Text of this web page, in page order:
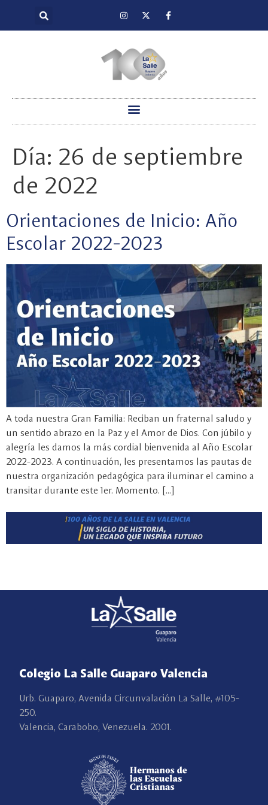
Día: 26 de septiembre
de 2022
Orientaciones de Inicio: Año
Escolar 2022-2023
A toda nuestra Gran Familia: Reciban un fraternal saludo y
un sentido abrazo en la Paz y el Amor de Dios. Con júbilo y
alegría les damos la más cordial bienvenida al Año Escolar
2022-2023. A continuación, les presentamos las pautas de
nuestra organización pedagógica para iluminar el camino a
transitar durante este 1er. Momento. […]
Colegio La Salle Guaparo Valencia
Urb. Guaparo, Avenida Circunvalación La Salle, #105-
250.
Valencia, Carabobo, Venezuela. 2001.